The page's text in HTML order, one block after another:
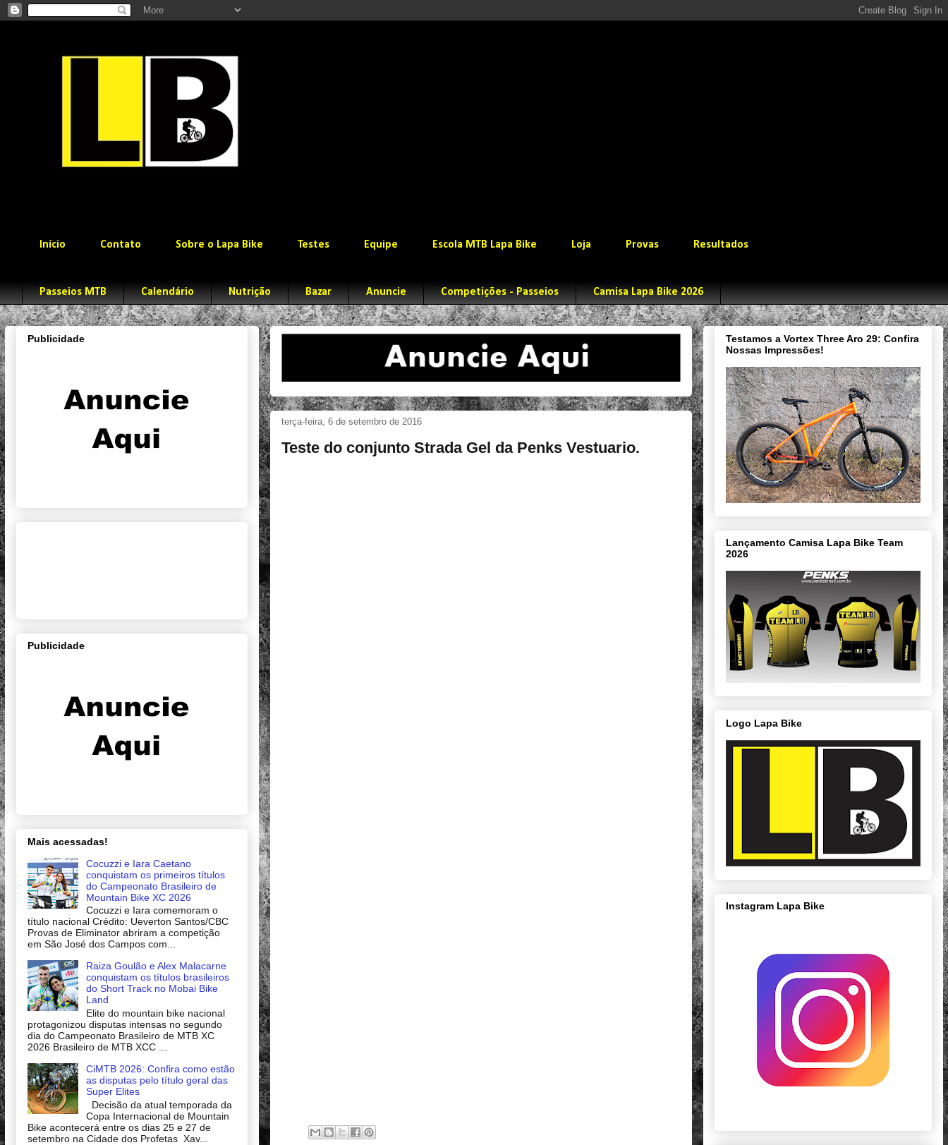
Início Contato Sobre o Lapa Bike Testes Equipe Escola MTB Lapa Bike Loja Provas Resultados
Passeios MTB Calendário Nutrição Bazar Anuncie Competições - Passeios Camisa Lapa Bike 2026
terça-feira, 6 de setembro de 2016
Teste do conjunto Strada Gel da Penks Vestuario.
Publicidade
Publicidade
Mais acessadas!
Cocuzzi e Iara Caetano
conquistam os primeiros títulos
do Campeonato Brasileiro de
Mountain Bike XC 2026
Cocuzzi e Iara comemoram o
título nacional Crédito: Ueverton Santos/CBC
Provas de Eliminator abriram a competição
em São José dos Campos com...
Raiza Goulão e Alex Malacarne
conquistam os títulos brasileiros
do Short Track no Mobai Bike
Land
Elite do mountain bike nacional
protagonizou disputas intensas no segundo
dia do Campeonato Brasileiro de MTB XC
2026 Brasileiro de MTB XCC ...
CiMTB 2026: Confira como estão
as disputas pelo título geral das
Super Elites
Decisão da atual temporada da
Copa Internacional de Mountain
Bike acontecerá entre os dias 25 e 27 de
setembro na Cidade dos Profetas Xav...
Testamos a Vortex Three Aro 29: Confira
Nossas Impressões!
Lançamento Camisa Lapa Bike Team
2026
Logo Lapa Bike
Instagram Lapa Bike